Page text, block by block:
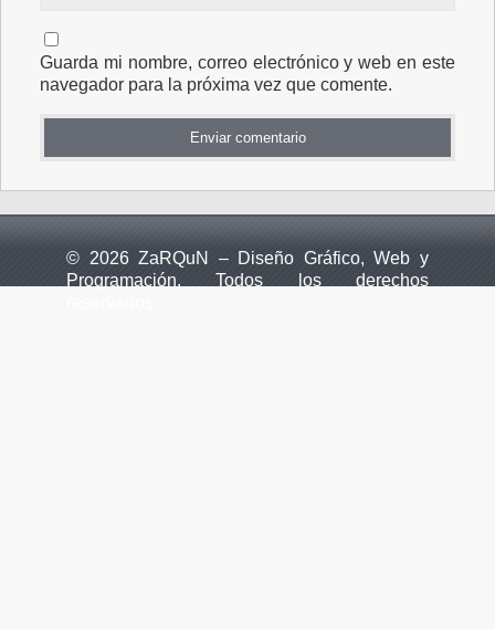
Guarda mi nombre, correo electrónico y web en este
navegador para la próxima vez que comente.
© 2026 ZaRQuN – Diseño Gráfico, Web y
Programación. Todos los derechos